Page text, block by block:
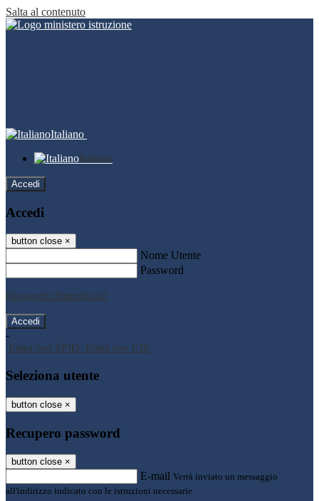
Salta al contenuto
Italiano
Italiano
Accedi
Accedi
button close ×
Nome Utente
Password
Password dimenticata?
-
Entra con SPID Entra con CIE
Seleziona utente
button close ×
Recupero password
button close ×
E-mail Verrà inviato un messaggio
all'indirizzo indicato con le istruzioni necessarie.